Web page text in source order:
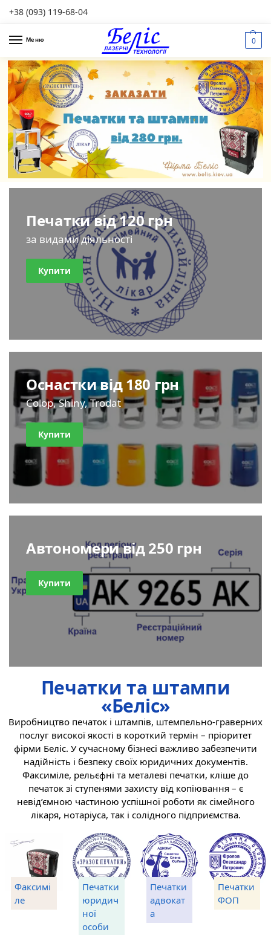
+38 (093) 119-68-04
Меню 0
Печатки від 120 грн
за видами діяльності
Купити
Оснастки від 180 грн
Colop, Shiny, Trodat
Купити
Автономери від 250 грн
Купити
Печатки та штампи
«Беліс»
Виробництво печаток і штампів, штемпельно-граверних
послуг високої якості в короткий термін – пріоритет
фірми Беліс. У сучасному бізнесі важливо забезпечити
надійність і безпеку своїх юридичних документів.
Факсиміле, рельєфні та металеві печатки, кліше до
печаток зі ступенями захисту від копіювання – є
невід’ємною частиною успішної роботи як сімейного
лікаря, нотаріуса, так і солідного підприємства.
Факсимі
ле
Печатки
юридич
ної
особи
Печатки
адвокат
а
Печатки
ФОП